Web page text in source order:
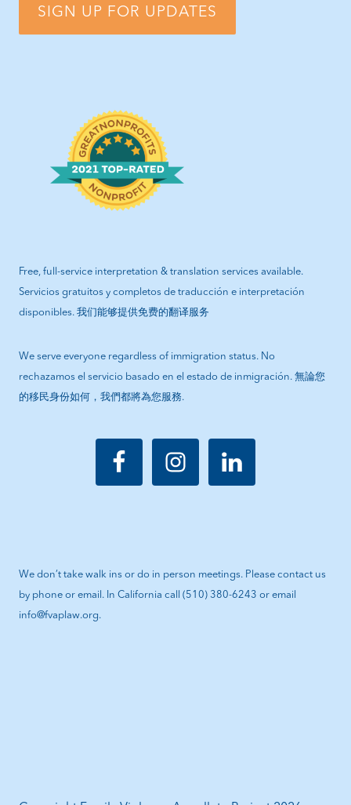
SIGN UP FOR UPDATES
Free, full-service interpretation & translation services available.
Servicios gratuitos y completos de traducción e interpretación
disponibles. 我们能够提供免费的翻译服务
We serve everyone regardless of immigration status. No
rechazamos el servicio basado en el estado de inmigración. 無論您
的移民身份如何，我們都將為您服務.
We don’t take walk ins or do in person meetings. Please contact us
by phone or email. In California call (510) 380-6243 or email
info@fvaplaw.org.